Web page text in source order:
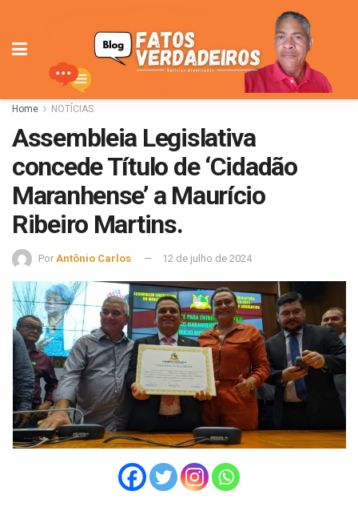
Home NOTÍCIAS
Assembleia Legislativa
concede Título de ‘Cidadão
Maranhense’ a Maurício
Ribeiro Martins.
Por Antônio Carlos 12 de julho de 2024